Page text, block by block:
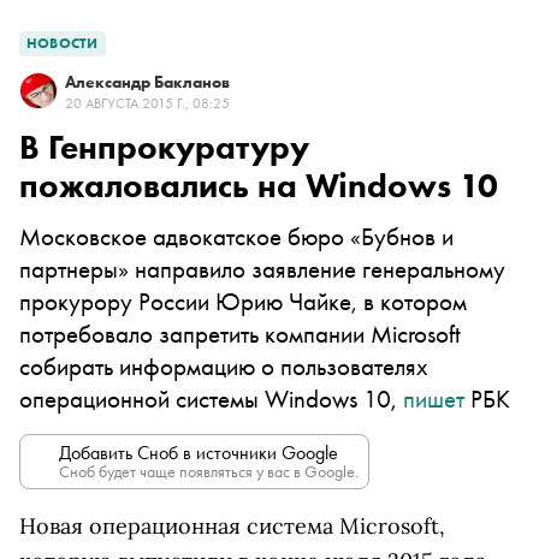
НОВОСТИ
Александр Бакланов
20 АВГУСТА 2015 Г., 08:25
В Генпрокуратуру
пожаловались на Windows 10
Московское адвокатское бюро «Бубнов и
партнеры» направило заявление генеральному
прокурору России Юрию Чайке, в котором
потребовало запретить компании Microsoft
собирать информацию о пользователях
операционной системы Windows 10, пишетРБК
Добавить Сноб в источники Google
Сноб будет чаще появляться у вас в Google.
Новая операционная система Microsoft,